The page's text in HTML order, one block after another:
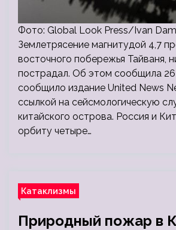
Фото: Global Look Press/Ivan
Землетрясение магнитудой 4,7
восточного побережья Тайваня,
пострадал. Об этом сообщила 26
сообщило издание United News
ссылкой на сейсмологическую
китайского острова. Россия и
орбиту четыре…
Катаклизмы
Природный пожар в